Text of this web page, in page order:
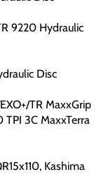
9220 Hydraulic
Disc
TR MaxxGrip
3C MaxxTerra
Kashima